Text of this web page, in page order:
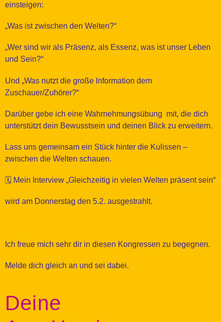
einsteigen:
„Was ist zwischen den Welten?“
„Wer sind wir als Präsenz, als Essenz, was ist unser Leben
und Sein?“
Und „Was nutzt die große Information dem
Zuschauer/Zuhörer?“
Darüber gebe ich eine Wahrnehmungsübung mit, die dich
unterstützt dein Bewusstsein und deinen Blick zu erweitern.
Lass uns gemeinsam ein Stück hinter die Kulissen –
zwischen die Welten schauen.
🗓️ Mein Interview „Gleichzeitig in vielen Welten präsent sein“
wird am Donnerstag den 5.2. ausgestrahlt.
Ich freue mich sehr dir in diesen Kongressen zu begegnen.
Melde dich gleich an und sei dabei.
Deine